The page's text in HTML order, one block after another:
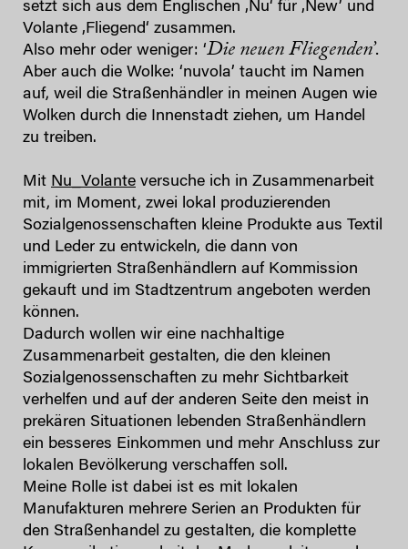
setzt sich aus dem Englischen ‚Nu‘ für ‚New’ und
Volante ‚Fliegend‘ zusammen.
Also mehr oder weniger: ‘Die neuen Fliegenden’.
Aber auch die Wolke: ‘nuvola’ taucht im Namen
auf, weil die Straßenhändler in meinen Augen wie
Wolken durch die Innenstadt ziehen, um Handel
zu treiben.
Mit Nu_Volante versuche ich in Zusammenarbeit
mit, im Moment, zwei lokal produzierenden
Sozialgenossenschaften kleine Produkte aus Textil
und Leder zu entwickeln, die dann von
immigrierten Straßenhändlern auf Kommission
gekauft und im Stadtzentrum angeboten werden
können.
Dadurch wollen wir eine nachhaltige
Zusammenarbeit gestalten, die den kleinen
Sozialgenossenschaften zu mehr Sichtbarkeit
verhelfen und auf der anderen Seite den meist in
prekären Situationen lebenden Straßenhändlern
ein besseres Einkommen und mehr Anschluss zur
lokalen Bevölkerung verschaffen soll.
Meine Rolle ist dabei ist es mit lokalen
Manufakturen mehrere Serien an Produkten für
den Straßenhandel zu gestalten, die komplette